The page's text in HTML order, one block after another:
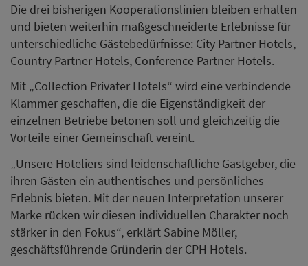
Die drei bisherigen Kooperationslinien bleiben erhalten
und bieten weiterhin maßgeschneiderte Erlebnisse für
unterschiedliche Gästebedürfnisse: City Partner Hotels,
Country Partner Hotels, Conference Partner Hotels.
Mit „Collection Privater Hotels“ wird eine verbindende
Klammer geschaffen, die die Eigenständigkeit der
einzelnen Betriebe betonen soll und gleichzeitig die
Vorteile einer Gemeinschaft vereint.
„Unsere Hoteliers sind leidenschaftliche Gastgeber, die
ihren Gästen ein authentisches und persönliches
Erlebnis bieten. Mit der neuen Interpretation unserer
Marke rücken wir diesen individuellen Charakter noch
stärker in den Fokus“, erklärt Sabine Möller,
geschäftsführende Gründerin der CPH Hotels.